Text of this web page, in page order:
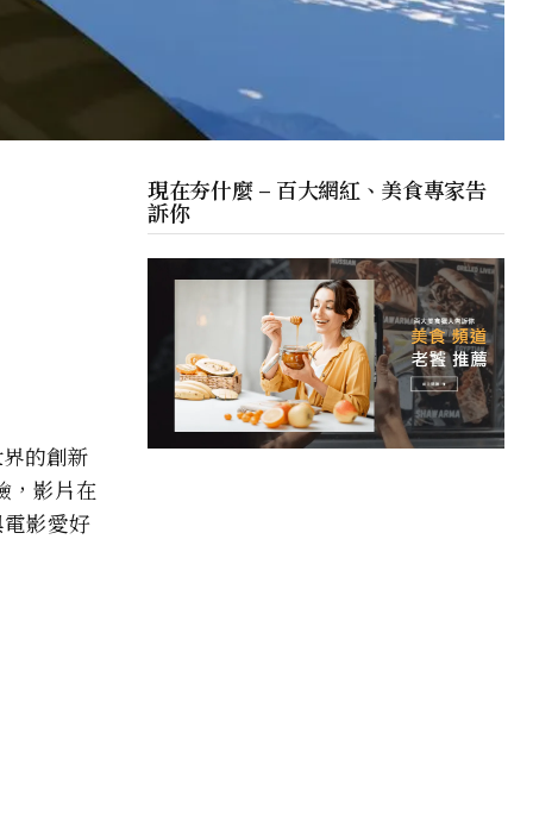
的創新
，影片在
影愛好
現在夯什麼 – 百大網紅、美食專家告
訴你